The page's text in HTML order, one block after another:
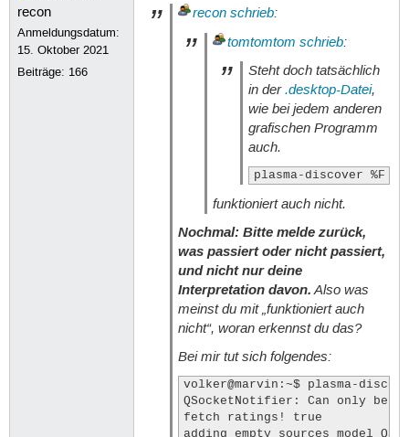
Anmeldungsdatum:
15. Oktober 2021
Beiträge: 166
recon schrieb:
tomtomtom schrieb:
Steht doch tatsächlich
in der.desktop-Datei,
wie bei jedem anderen
grafischen Programm
auch.
plasma-discover %F
funktioniert auch nicht.
Nochmal: Bitte melde zurück,
was passiert oder nicht passiert,
und nicht nur deine
Interpretation davon.Also was
meinst du mit „funktioniert auch
nicht“, woran erkennst du das?
Bei mir tut sich folgendes:
volker@marvin:~$ plasma-
QSocketNotifier: Can only be
fetch ratings! true